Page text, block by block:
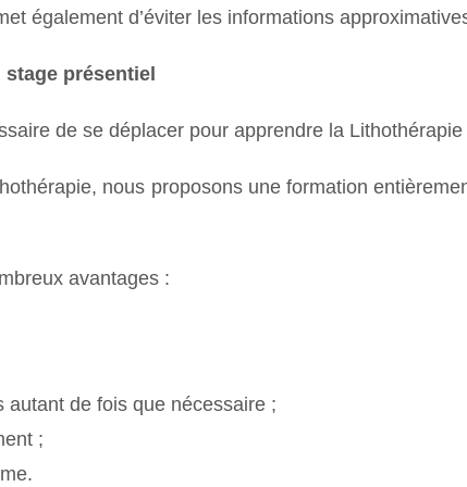
également d’éviter les informations
stage présentiel
de se déplacer pour apprendre la
nous proposons une formation
avantages :
de fois que nécessaire ;
;